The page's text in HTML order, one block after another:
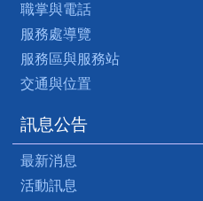
職掌與電話
服務處導覽
服務區與服務站
交通與位置
訊息公告
最新消息
活動訊息